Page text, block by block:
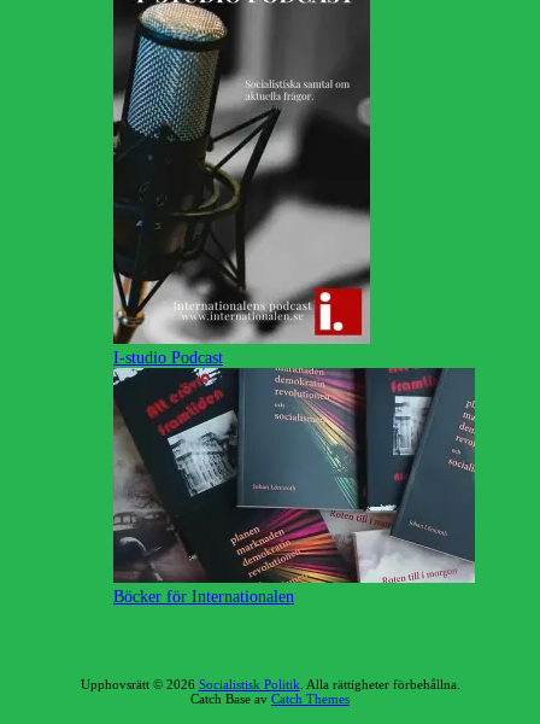
I-studio Podcast
Böcker för Internationalen
Upphovsrätt © 2026 Socialistisk Politik . Alla rättigheter förbehållna.
Catch Base av Catch Themes